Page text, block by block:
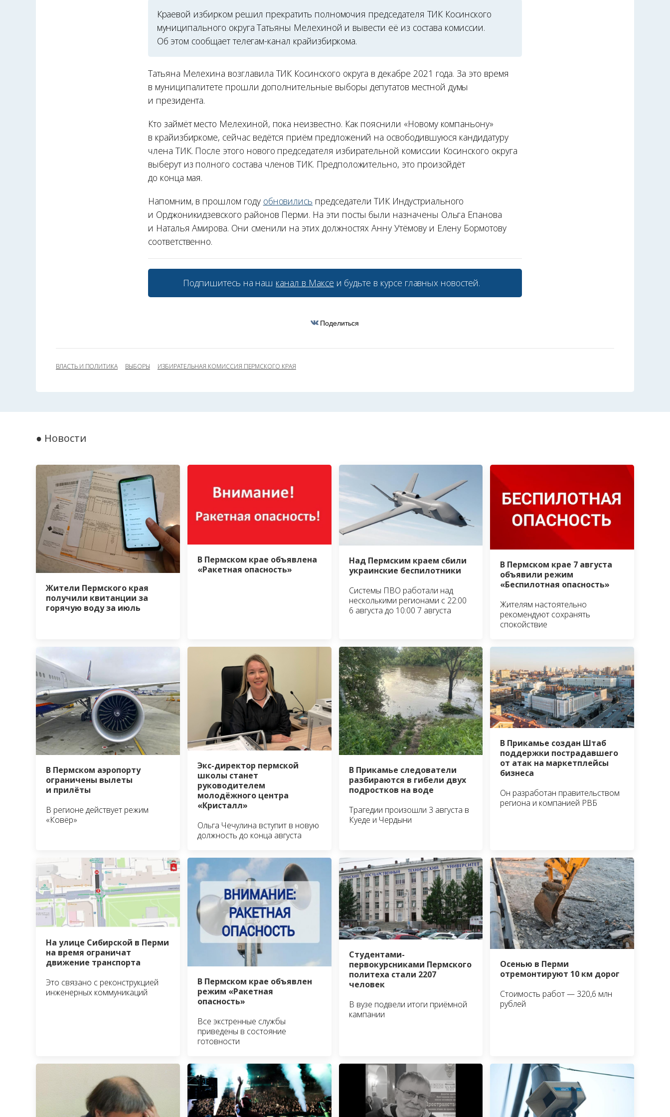
Краевой избирком решил прекратить полномочия председателя ТИК Косинского
муниципального округа Татьяны Мелехиной и вывести её из состава комиссии.
Об этом сообщает телегам-канал крайизбиркома.
Татьяна Мелехина возглавила ТИК Косинского округа в декабре 2021 года. За это время
в муниципалитете прошли дополнительные выборы депутатов местной думы
и президента.
Кто займёт место Мелехиной, пока неизвестно. Как пояснили «Новому компаньону»
в крайизбиркоме, сейчас ведётся приём предложений на освободившуюся кандидатуру
члена ТИК. После этого нового председателя избирательной комиссии Косинского округа
выберут из полного состава членов ТИК. Предположительно, это произойдёт
до конца мая.
Напомним, в прошлом году обновились председатели ТИК Индустриального
и Орджоникидзевского районов Перми. На эти посты были назначены Ольга Епанова
и Наталья Амирова. Они сменили на этих должностях Анну Утёмову и Елену Бормотову
соответственно.
Подпишитесь на наш канал в Максе и будьте в курсе главных новостей.
Поделиться
ВЛАСТЬ И ПОЛИТИКА ВЫБОРЫ ИЗБИРАТЕЛЬНАЯ КОМИССИЯ ПЕРМСКОГО КРАЯ
● Новости
Жители Пермского края
получили квитанции за
горячую воду за июль
В Пермском крае объявлена
«Ракетная опасность»
Над Пермским краем сбили
украинские беспилотники
Системы ПВО работали над
несколькими регионами с 22:00
6 августа до 10:00 7 августа
В Пермском крае 7 августа
объявили режим
«Беспилотная опасность»
Жителям настоятельно
рекомендуют сохранять
спокойствие
В Пермском аэропорту
ограничены вылеты
и прилёты
В регионе действует режим
«Ковёр»
Экс-директор пермской
школы станет
руководителем
молодёжного центра
«Кристалл»
Ольга Чечулина вступит в новую
должность до конца августа
В Прикамье следователи
разбираются в гибели двух
подростков на воде
Трагедии произошли 3 августа в
Куеде и Чердыни
В Прикамье создан Штаб
поддержки пострадавшего
от атак на маркетплейсы
бизнеса
Он разработан правительством
региона и компанией РВБ
На улице Сибирской в Перми
на время ограничат
движение транспорта
Это связано с реконструкцией
инженерных коммуникаций
В Пермском крае объявлен
режим «Ракетная
опасность»
Все экстренные службы
приведены в состояние
готовности
Студентами-
первокурсниками Пермского
политеха стали 2207
человек
В вузе подвели итоги приёмной
кампании
Осенью в Перми
отремонтируют 10 км дорог
Стоимость работ — 320,6 млн
рублей